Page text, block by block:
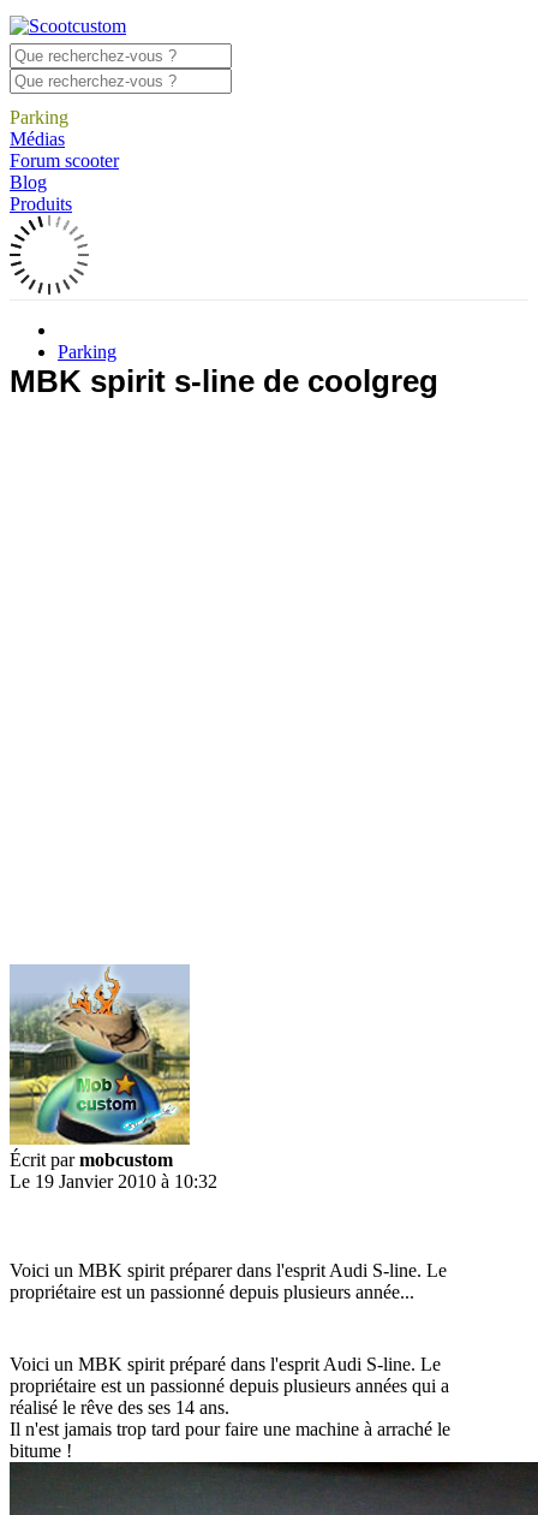
Parking
Médias
Forum scooter
Blog
Produits
Parking
MBK spirit s-line de coolgreg
Écrit parmobcustom
Le 19 Janvier 2010 à 10:32
Voici un MBK spirit préparer dans l'esprit Audi S-line. Le
propriétaire est un passionné depuis plusieurs année...
Voici un MBK spirit préparé dans l'esprit Audi S-line. Le
propriétaire est un passionné depuis plusieurs années qui a
réalisé le rêve des ses 14 ans.
Il n'est jamais trop tard pour faire une machine à arraché le
bitume !